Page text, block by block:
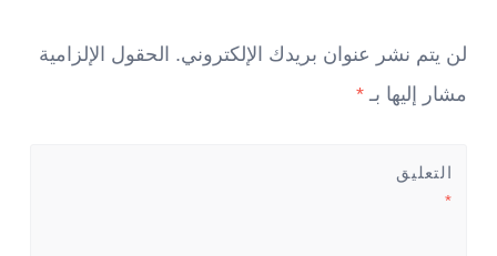
لن يتم نشر عنوان بريدك الإلكتروني. الحقول الإلزامية
مشار إليها بـ *
التعليق
*